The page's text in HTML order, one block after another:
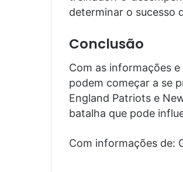
determinar o sucesso
Conclusão
Com as informações
podem começar a se
England Patriots e
batalha que pode
Com informações de: